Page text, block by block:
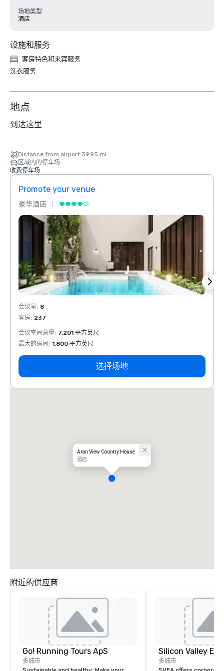
场地类型
酒店
设施和服务
客房特色和来宾服务
洗衣服务
地点
到达这里
Distance from airport 39.95 mi
区域内的停车场
收费停车场
Promote your venue
豪华酒店
会议室: 8
客房: 237
会议空间总量: 7,201 平方英尺
最大的房间 : 1,800 平方英尺
选择场地
Aran View Country House
酒店
附近的供应商
Go! Running Tours ApS
多城市
多城市